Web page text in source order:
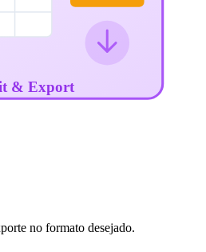
& Export
no formato desejado.